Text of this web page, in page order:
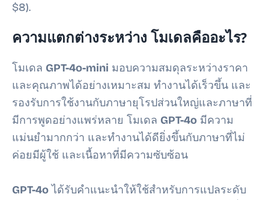
$8).
ความแตกต่างระหว่าง โมเดลคืออะไร?
โมเดล GPT-4o-mini มอบความสมดุลระหว่างราคา
และคุณภาพได้อย่างเหมาะสม ทำงานได้เร็วขึ้น และ
รองรับการใช้งานกับภาษายุโรปส่วนใหญ่และภาษาที่
มีการพูดอย่างแพร่หลาย โมเดล GPT-4o มีความ
แม่นยำมากกว่า และทำงานได้ดียิ่งขึ้นกับภาษาที่ไม่
ค่อยมีผู้ใช้ และเนื้อหาที่มีความซับซ้อน
GPT-4oได้รับคำแนะนำให้ใช้สำหรับการแปลระดับ